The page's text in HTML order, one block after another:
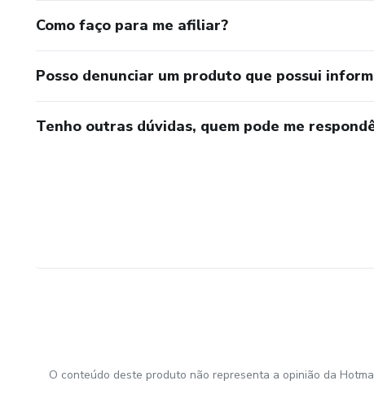
Como faço para me afiliar?
Posso denunciar um produto que possui
Tenho outras dúvidas, quem pode me
O conteúdo deste produto não representa a opinião da